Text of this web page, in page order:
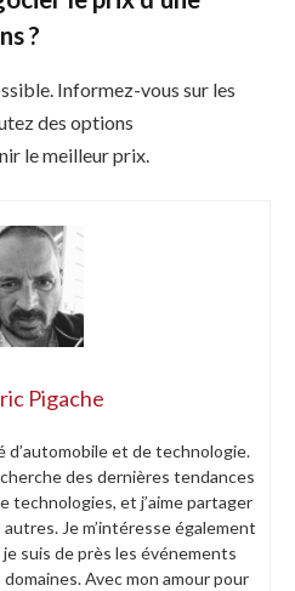
?
Informez-vous sur les
des options
le meilleur prix.
Pigache
d’automobile et de technologie.
des dernières tendances
technologies, et j’aime partager
Je m’intéresse également
suis de près les événements
Avec mon amour pour